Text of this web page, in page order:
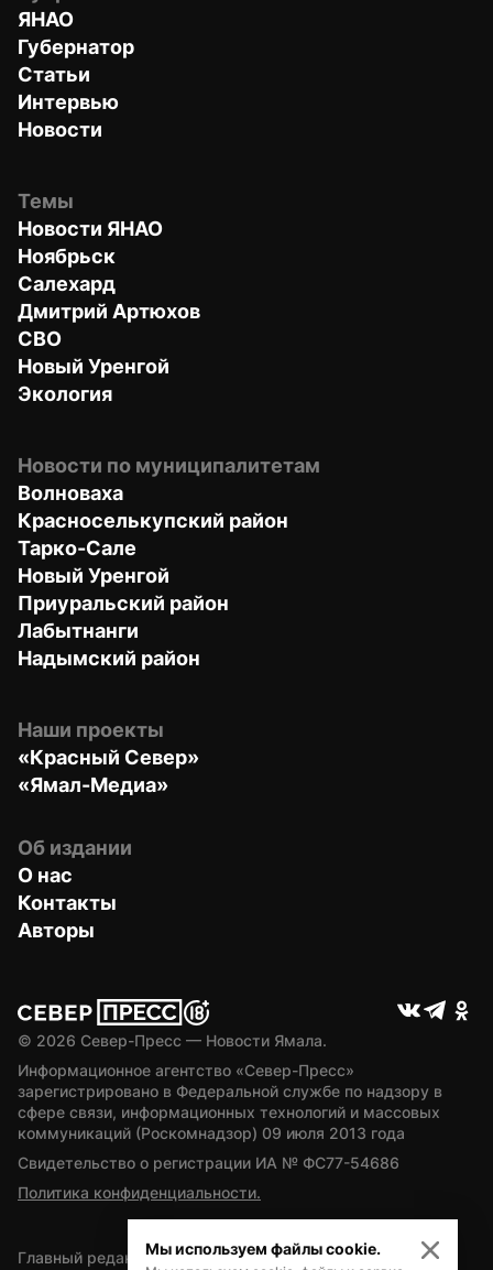
ЯНАО
Губернатор
Статьи
Интервью
Новости
Темы
Новости ЯНАО
Ноябрьск
Салехард
Дмитрий Артюхов
СВО
Новый Уренгой
Экология
Новости по муниципалитетам
Волноваха
Красноселькупский район
Тарко-Сале
Новый Уренгой
Приуральский район
Лабытнанги
Надымский район
Наши проекты
«Красный Север»
«Ямал-Медиа»
Об издании
О нас
Контакты
Авторы
© 2026 Север-Пресс — Новости Ямала.
Информационное агентство «Север-Пресс»
зарегистрировано в Федеральной службе по надзору в
сфере связи, информационных технологий и массовых
коммуникаций (Роскомнадзор) 09 июля 2013 года
Свидетельство о регистрации ИА № ФС77-54686
Политика конфиденциальности.
Главный редактор — А.Л. Поздеев
Мы используем файлы cookie.